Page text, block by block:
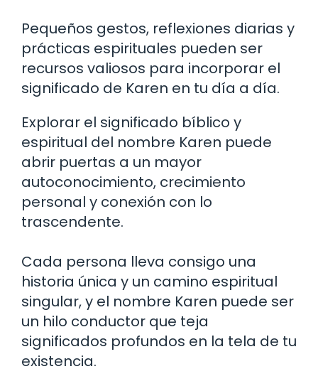
Pequeños gestos, reflexiones diarias y
prácticas espirituales pueden ser
recursos valiosos para incorporar el
significado de Karen en tu día a día.
Explorar el significado bíblico y
espiritual del nombre Karen puede
abrir puertas a un mayor
autoconocimiento, crecimiento
personal y conexión con lo
trascendente.
Cada persona lleva consigo una
historia única y un camino espiritual
singular, y el nombre Karen puede ser
un hilo conductor que teja
significados profundos en la tela de tu
existencia.